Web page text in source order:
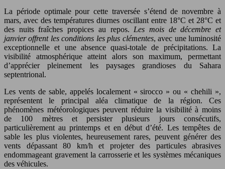
La période optimale pour cette traversée s’étend de novembre à
mars, avec des températures diurnes oscillant entre 18°C et 28°C et
des nuits fraîches propices au repos. Les mois de décembre et
janvier offrent les conditions les plus clémentes, avec une luminosité
exceptionnelle et une absence quasi-totale de précipitations. La
visibilité atmosphérique atteint alors son maximum, permettant
d’apprécier pleinement les paysages grandioses du Sahara
septentrional.
Les vents de sable, appelés localement « sirocco » ou « chehili »,
représentent le principal aléa climatique de la région. Ces
phénomènes météorologiques peuvent réduire la visibilité à moins
de 100 mètres et persister plusieurs jours consécutifs,
particulièrement au printemps et en début d’été. Les tempêtes de
sable les plus violentes, heureusement rares, peuvent générer des
vents dépassant 80 km/h et projeter des particules abrasives
endommageant gravement la carrosserie et les systèmes mécaniques
des véhicules.